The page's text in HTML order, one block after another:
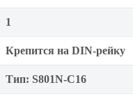
1
Крепится на DIN-рейку
Тип: S801N-С16